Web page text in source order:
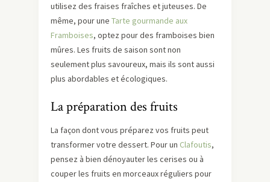
utilisez des fraises fraîches et juteuses. De
même, pour une Tarte gourmande aux
Framboises, optez pour des framboises bien
mûres. Les fruits de saison sont non
seulement plus savoureux, mais ils sont aussi
plus abordables et écologiques.
La préparation des fruits
La façon dont vous préparez vos fruits peut
transformer votre dessert. Pour un Clafoutis,
pensez à bien dénoyauter les cerises ou à
couper les fruits en morceaux réguliers pour